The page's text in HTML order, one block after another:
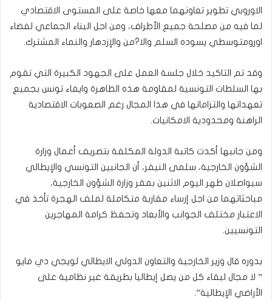
الاوروبي تطوير تعاونهما معها خاصة على المستوى الاقتصادي
لما فيه من مصلحة جميع الأطراف، ومن اجل البناء الجماعي لفضاء
اورومتوسطي يسوده السلم والا?من والإزدهار والنماء المشترك.
وقد تم التاكيد خلال جلسة العمل على الجهود الكبيرة التي تقوم
بها السلطات التونسية لمقاومة هذه الظاهرة وايفاء تونس بجميع
تعهداتها والتزاماتها في هذا المجال رغم الصعوبات الاقتصادية
الراهنة ومحدودية الامكانيات.
ومن جانبها أكدت كاتبة الدولة المكلفة بتصريف أعمال وزارة
الشؤون الخارجية، سلمى النيفر، أن الجانبين التونسي والإيطالي
سيواصلان ظهر اليوم الاثنين بمقر وزارة الشؤون الخارجية،
مباحثاتهما من اجل إرساء مقاربة متكاملة لملف الهجرة تأخذ في
الاعتبار مختلف الجوانب والأبعاد وتحفظ كرامة المهاجرين
التونسيين.
بدوره قال وزير الخارجية والتعاون الدولي الايطالي لويجي دي مايو
” لا مجال لبقاء كل من يصل إيطاليا بطريقة غير نظامية على
الأراضي الإيطالية”.